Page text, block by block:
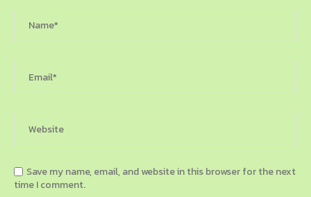
Save my name, email, and website in this browser for the next
time I comment.